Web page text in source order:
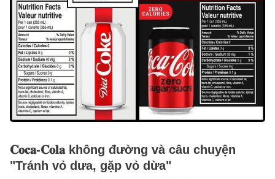
𝐂𝐨𝐜𝐚-𝐂𝐨𝐥𝐚 không đường và câu chuyện
"Tránh vỏ dưa, gặp vỏ dừa"